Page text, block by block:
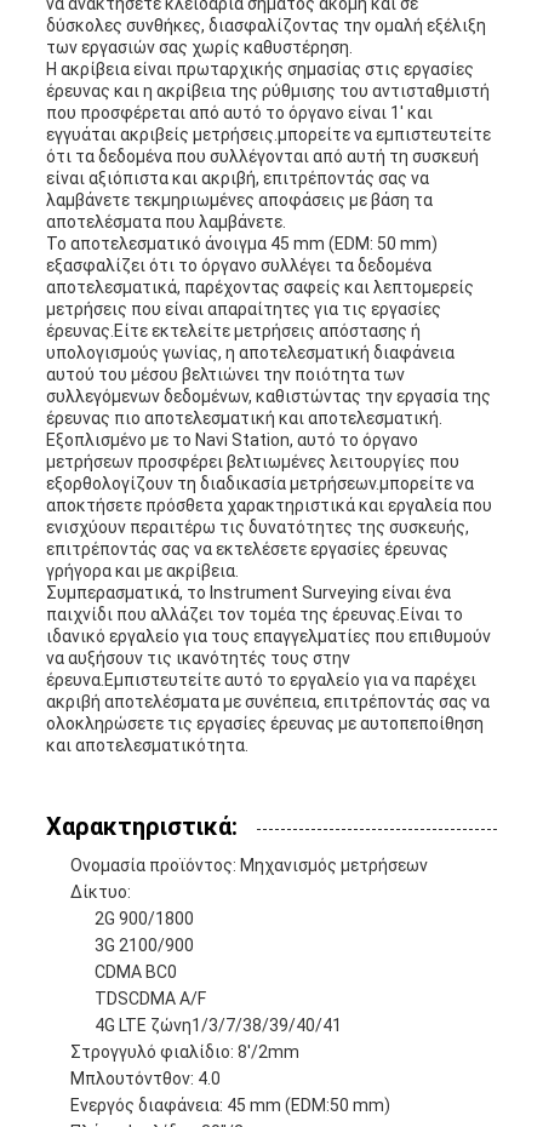
να ανακτήσετε κλειδαριά σήματος ακόμη και σε
δύσκολες συνθήκες, διασφαλίζοντας την ομαλή εξέλιξη
των εργασιών σας χωρίς καθυστέρηση.
Η ακρίβεια είναι πρωταρχικής σημασίας στις εργασίες
έρευνας και η ακρίβεια της ρύθμισης του αντισταθμιστή
που προσφέρεται από αυτό το όργανο είναι 1' και
εγγυάται ακριβείς μετρήσεις.μπορείτε να εμπιστευτείτε
ότι τα δεδομένα που συλλέγονται από αυτή τη συσκευή
είναι αξιόπιστα και ακριβή, επιτρέποντάς σας να
λαμβάνετε τεκμηριωμένες αποφάσεις με βάση τα
αποτελέσματα που λαμβάνετε.
Το αποτελεσματικό άνοιγμα 45 mm (EDM: 50 mm)
εξασφαλίζει ότι το όργανο συλλέγει τα δεδομένα
αποτελεσματικά, παρέχοντας σαφείς και λεπτομερείς
μετρήσεις που είναι απαραίτητες για τις εργασίες
έρευνας.Είτε εκτελείτε μετρήσεις απόστασης ή
υπολογισμούς γωνίας, η αποτελεσματική διαφάνεια
αυτού του μέσου βελτιώνει την ποιότητα των
συλλεγόμενων δεδομένων, καθιστώντας την εργασία της
έρευνας πιο αποτελεσματική και αποτελεσματική.
Εξοπλισμένο με το Navi Station, αυτό το όργανο
μετρήσεων προσφέρει βελτιωμένες λειτουργίες που
εξορθολογίζουν τη διαδικασία μετρήσεων.μπορείτε να
αποκτήσετε πρόσθετα χαρακτηριστικά και εργαλεία που
ενισχύουν περαιτέρω τις δυνατότητες της συσκευής,
επιτρέποντάς σας να εκτελέσετε εργασίες έρευνας
γρήγορα και με ακρίβεια.
Συμπερασματικά, το Instrument Surveying είναι ένα
παιχνίδι που αλλάζει τον τομέα της έρευνας.Είναι το
ιδανικό εργαλείο για τους επαγγελματίες που επιθυμούν
να αυξήσουν τις ικανότητές τους στην
έρευνα.Εμπιστευτείτε αυτό το εργαλείο για να παρέχει
ακριβή αποτελέσματα με συνέπεια, επιτρέποντάς σας να
ολοκληρώσετε τις εργασίες έρευνας με αυτοπεποίθηση
και αποτελεσματικότητα.
Χαρακτηριστικά:
Ονομασία προϊόντος: Μηχανισμός μετρήσεων
Δίκτυο:
2G 900/1800
3G 2100/900
CDMA BC0
TDSCDMA A/F
4G LTE ζώνη1/3/7/38/39/40/41
Στρογγυλό φιαλίδιο: 8'/2mm
Μπλουτόντθον: 4.0
Ενεργός διαφάνεια: 45 mm (EDM:50 mm)